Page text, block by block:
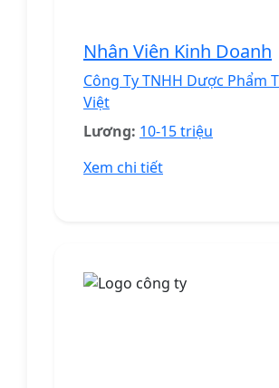
Nhân Viên Kinh Doanh
Công Ty TNHH Dược Phẩm
Việt
Lương: 10-15 triệu
Xem chi tiết